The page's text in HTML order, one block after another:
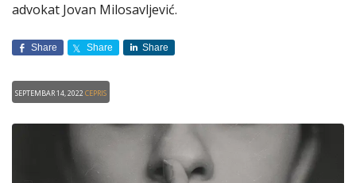
advokat Jovan Milosavljević.
Share Share Share
Septembar 14, 2022CEPRIS